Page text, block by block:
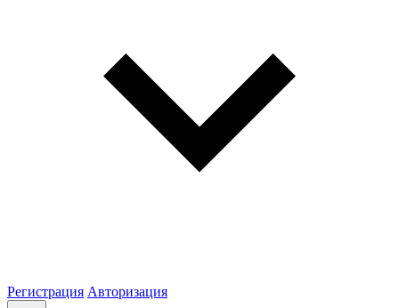
Регистрация Авторизация